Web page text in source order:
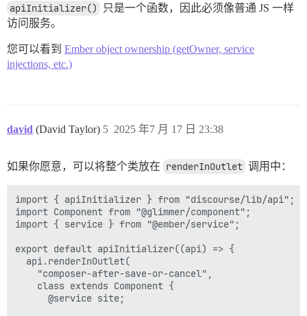
apiInitializer()
只是一个函数，因此必须像普通 JS 一样
访问服务。
您可以看到 Ember object ownership (getOwner, service
injections, etc.)
david (David Taylor) 2025 年7 月 17 日 23:38
5
如果你愿意，可以将整个类放在 renderInOutlet 调用中：
import { apiInitializer } from "discourse/lib/api";
import Component from "@glimmer/component";
import { service } from "@ember/service";
export default apiInitializer((api) => {
  api.renderInOutlet(
    "composer-after-save-or-cancel",
    class extends Component {
      @service site;